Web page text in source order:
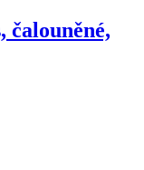
čalouněné,